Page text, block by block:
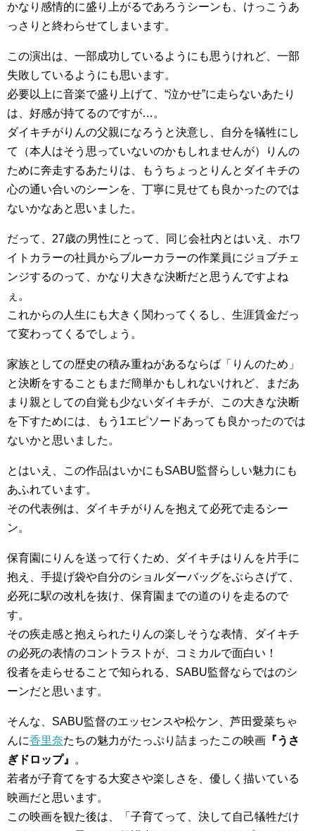
かなり感情的に盛り上がるであろうシーンも、けっこうあ
っさりと終わらせてしまいます。
この演出は、一部成功しているようにも思うけれど、一部
失敗しているようにも思います。
必要以上に音楽で盛り上げて、“泣かせ”に走らないあたり
は、好感が持てるのですが…。
ダイキチがりんの父親になろうと決意し、自分を犠牲にし
て（本人はそう思っていないのかもしれませんが）りんの
ために奔走するあたりは、もうちょっとりんとダイキチの
心の通い合いのシーンを、丁寧に見せても良かったのでは
ないかなあと思いました。
だって、27歳の男性にとって、同じ会社内とはいえ、ホワ
イトカラーの社員からブルーカラーの作業員にジョブチェ
ンジするのって、かなり大きな決断だと思うんですよね
ぇ。
これからの人生にも大きく関わってくるし、生涯賃金だっ
て変わってくるでしょう。
家族としての歴史の積み重ねがあるならば「りんのため」
と決断をすることもまだ簡単かもしれないけれど、まだあ
まり親としての自覚も少ないダイキチが、この大きな決断
を下すためには、もう1エピソードあっても良かったのでは
ないかと思いました。
とはいえ、この作品はいかにもSABU監督らしい魅力にも
あふれています。
その代表例は、ダイキチがりんを抱えて必死で走るシー
ン。
保育園にりんを送って行くため、ダイキチはりんを片手に
抱え、手提げ袋や自分のショルダーバッグをぶらさげて、
必死に駅の改札を抜け、保育園までの道のりを走るので
す。
その疾走感と抱えられたりんの楽しそうな表情、ダイキチ
の必死の表情のコントラストが、コミカルで面白い！
役者を走らせることで知られる、SABU監督ならではのシ
ーンだと思います。
そんな、SABU監督のエッセンスや松ケン、芦田愛菜ちゃ
んに香里奈たちの魅力がたっぷり詰まったこの映画 『うさ
ぎドロップ』
。
若者が子育てをする大変さや楽しさを、優しく描いている
映画だと思います。
この映画を観た後は、「子育てって、決して自己犠牲だけ